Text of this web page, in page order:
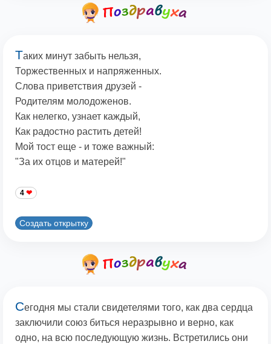
Таких минут забыть нельзя,
Торжественных и напряженных.
Слова приветствия друзей -
Родителям молодоженов.
Как нелегко, узнает каждый,
Как радостно растить детей!
Мой тост еще - и тоже важный:
"За их отцов и матерей!"
4
Создать открытку
Сегодня мы стали свидетелями того, как два сердца
заключили союз биться неразрывно и верно, как
одно, на всю последующую жизнь. Встретились они